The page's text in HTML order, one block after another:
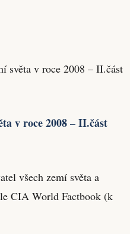
světa v roce 2008 – II.část
v roce 2008 – II.část
všech zemí světa a
CIA World Factbook (k